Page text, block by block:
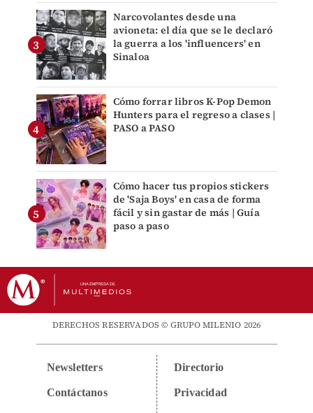
Narcovolantes desde una
avioneta: el día que se le declaró
la guerra a los 'influencers' en
Sinaloa
Cómo forrar libros K-Pop Demon
Hunters para el regreso a clases |
PASO a PASO
Cómo hacer tus propios stickers
de 'Saja Boys' en casa de forma
fácil y sin gastar de más | Guía
paso a paso
DERECHOS RESERVADOS © GRUPO MILENIO 2026
Newsletters
Contáctanos
Directorio
Privacidad